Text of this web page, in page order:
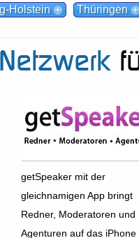
Holstein Thüringen
Netzwerk
getSpeaker mit der
gleichnamigen App bringt
Redner, Moderatoren und
Agenturen auf das iPhone